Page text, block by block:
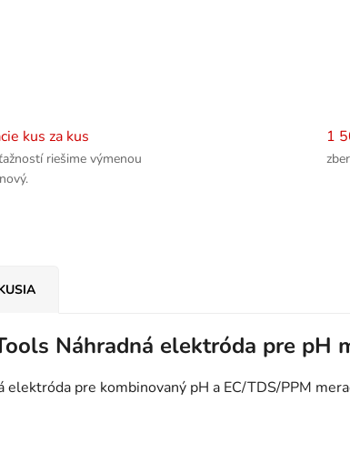
kus za kus
riešime výmenou
1
Náhradná elektróda pre pH
elektróda pre kombinovaný pH a EC/TDS/PPM